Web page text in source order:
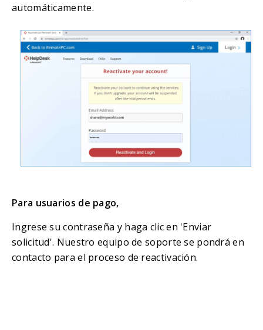
automáticamente.
Para usuarios de pago,
Ingrese su contraseña y haga clic en 'Enviar
solicitud'. Nuestro equipo de soporte se pondrá en
contacto para el proceso de reactivación.